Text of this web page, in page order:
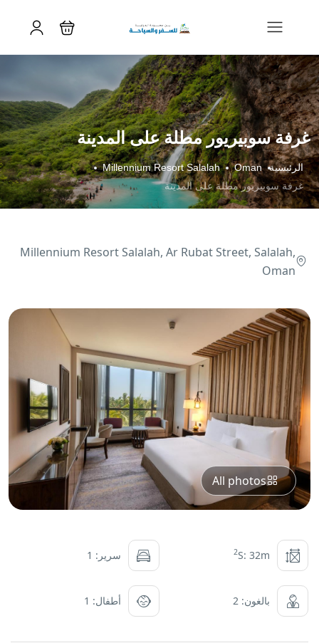
غرفة سوبيريور مطلة على المدينة
الرئيسية Oman
Millennium Resort Salalah
غرفة سوبيريور مطلة على المدينة
Millennium Resort Salalah, Ar Rubat Street, Salalah,
Oman
All photos
S: 32m
2 سرير: 1
بالغون: 2 أطفال: 1